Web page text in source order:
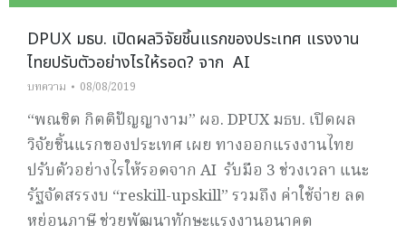
DPUX มธบ. เปิดผลวิจัยชิ้นแรกของประเทศ แรงงาน
ไทยปรับตัวอย่างไรให้รอด? จาก AI
บทความ 08/08/2019
“พณชิต กิตติปัญญางาม” ผอ. DPUX มธบ. เปิดผล
วิจัยชิ้นแรกของประเทศ เผย ทางออกแรงงานไทย
ปรับตัวอย่างไรให้รอดจาก AI รับมือ 3 ช่วงเวลา แนะ
รัฐจัดสรรงบ “reskill-upskill” รวมถึง ค่าใช้จ่าย ลด
หย่อนภาษี ช่วยพัฒนาทักษะแรงงานอนาคต